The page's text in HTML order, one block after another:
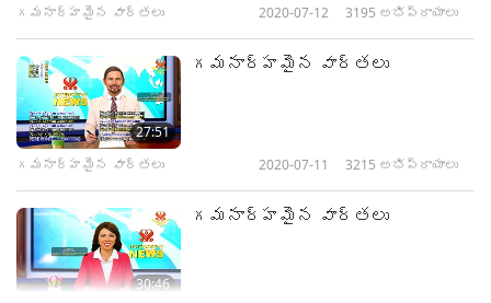
గమనార్హమైన వార్తలు 2020-07-12 3195 అభిప్రాయాలు
27:51
గమనార్హమైన వార్తలు
గమనార్హమైన వార్తలు 2020-07-11 3215 అభిప్రాయాలు
30:46
గమనార్హమైన వార్తలు